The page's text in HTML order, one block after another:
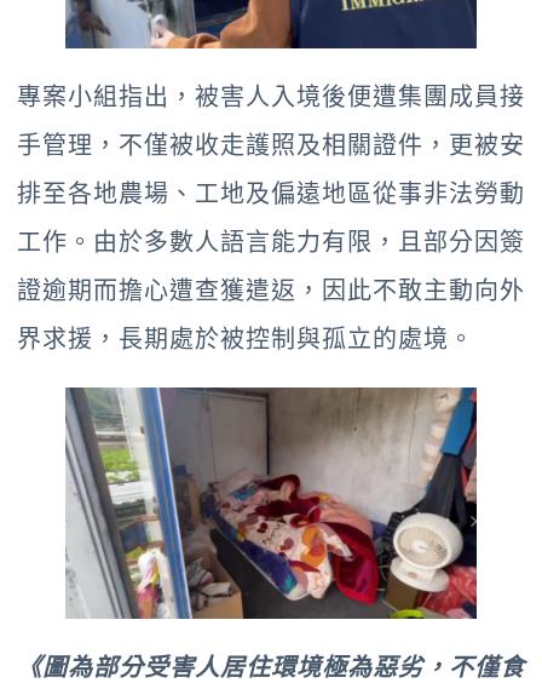
專案小組指出，被害人入境後便遭集團成員接
手管理，不僅被收走護照及相關證件，更被安
排至各地農場、工地及偏遠地區從事非法勞動
工作。由於多數人語言能力有限，且部分因簽
證逾期而擔心遭查獲遣返，因此不敢主動向外
界求援，長期處於被控制與孤立的處境。
《圖為部分受害人居住環境極為惡劣，不僅食